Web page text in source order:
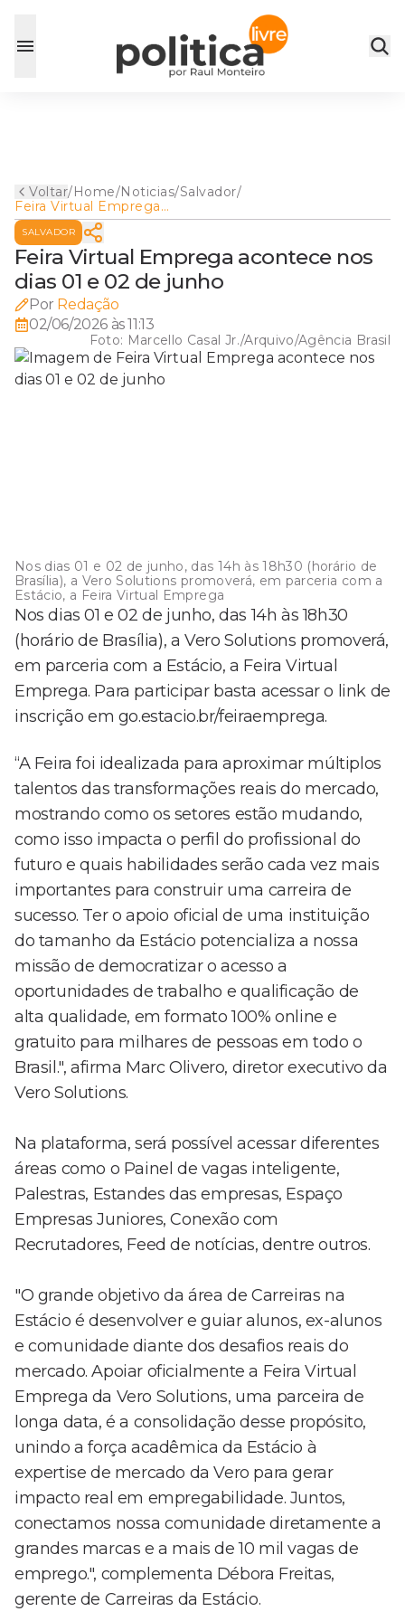
Voltar/Home/Noticias/Salvador/
Feira Virtual Emprega
acontece nos dias 01 e 02 de
junho
SALVADOR
Feira Virtual Emprega acontece nos
dias 01 e 02 de junho
Por Redação
02/06/2026 às 11:13
Foto: Marcello Casal Jr./Arquivo/Agência Brasil
Nos dias 01 e 02 de junho, das 14h às 18h30 (horário de
Brasília), a Vero Solutions promoverá, em parceria com a
Estácio, a Feira Virtual Emprega
Nos dias 01 e 02 de junho, das 14h às 18h30
(horário de Brasília), a Vero Solutions promoverá,
em parceria com a Estácio, a Feira Virtual
Emprega. Para participar basta acessar o link de
inscrição em go.estacio.br/feiraemprega.
“A Feira foi idealizada para aproximar múltiplos
talentos das transformações reais do mercado,
mostrando como os setores estão mudando,
como isso impacta o perfil do profissional do
futuro e quais habilidades serão cada vez mais
importantes para construir uma carreira de
sucesso. Ter o apoio oficial de uma instituição
do tamanho da Estácio potencializa a nossa
missão de democratizar o acesso a
oportunidades de trabalho e qualificação de
alta qualidade, em formato 100% online e
gratuito para milhares de pessoas em todo o
Brasil.", afirma Marc Olivero, diretor executivo da
Vero Solutions.
Na plataforma, será possível acessar diferentes
áreas como o Painel de vagas inteligente,
Palestras, Estandes das empresas, Espaço
Empresas Juniores, Conexão com
Recrutadores, Feed de notícias, dentre outros.
"O grande objetivo da área de Carreiras na
Estácio é desenvolver e guiar alunos, ex-alunos
e comunidade diante dos desafios reais do
mercado. Apoiar oficialmente a Feira Virtual
Emprega da Vero Solutions, uma parceira de
longa data, é a consolidação desse propósito,
unindo a força acadêmica da Estácio à
expertise de mercado da Vero para gerar
impacto real em empregabilidade. Juntos,
conectamos nossa comunidade diretamente a
grandes marcas e a mais de 10 mil vagas de
emprego.", complementa Débora Freitas,
gerente de Carreiras da Estácio.